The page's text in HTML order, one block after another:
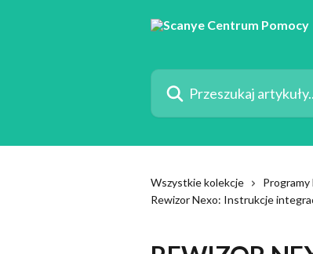
Przeszukaj artykuły...
Wszystkie kolekcje
Rewizor Nexo: Instrukcje